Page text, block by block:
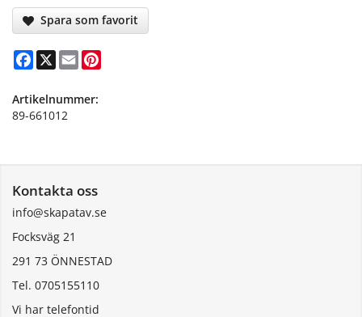
Spara som favorit
Facebook
X Email
Artikelnummer:
89-661012
Kontakta oss
info@skapatav.se
Focksväg 21
291 73 ÖNNESTAD
Tel. 0705155110
Vi har telefontid